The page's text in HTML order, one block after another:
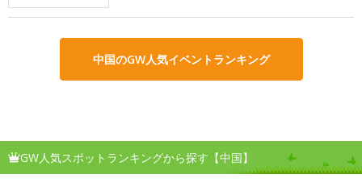
中国のGW人気イベントランキング
GW人気スポットランキングから探す【中国】